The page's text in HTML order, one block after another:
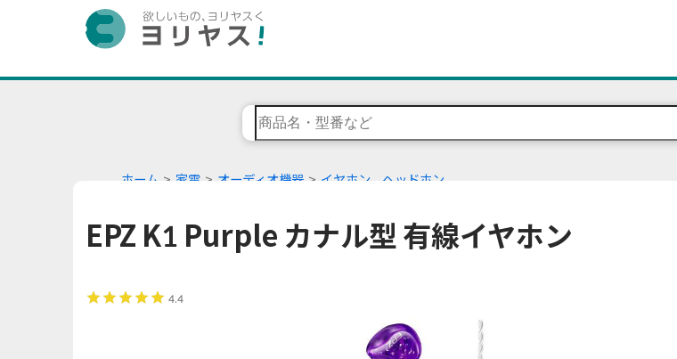
ホーム 家電 オーディオ機器 イヤホン、ヘッドホン
EPZ K1 Purple カナル型 有線イヤホン
4.4